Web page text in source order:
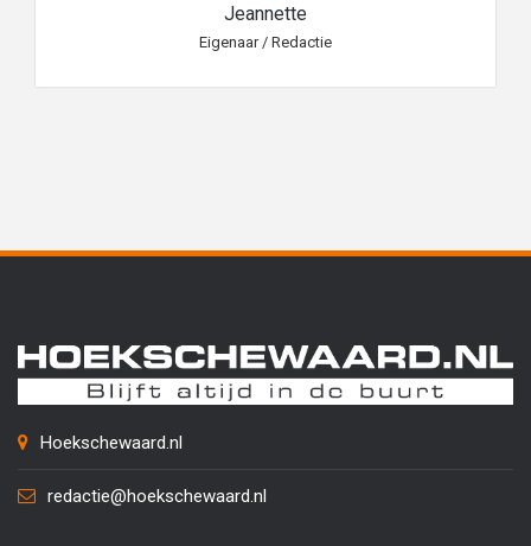
Jeannette
Eigenaar / Redactie
Hoekschewaard.nl
redactie@hoekschewaard.nl